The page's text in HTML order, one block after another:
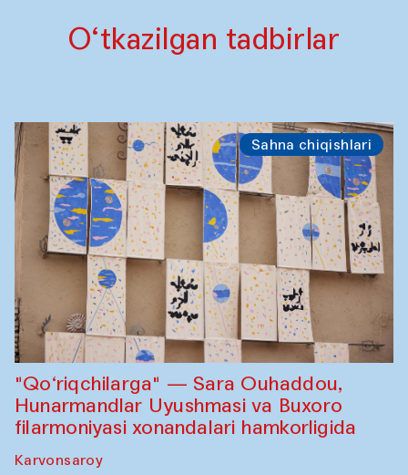
O‘tkazilgan tadbirlar
Sahna chiqishlari
"Qo‘riqchilarga" — Sara Ouhaddou,
Hunarmandlar Uyushmasi va Buxoro
filarmoniyasi xonandalari hamkorligida
Karvonsaroy